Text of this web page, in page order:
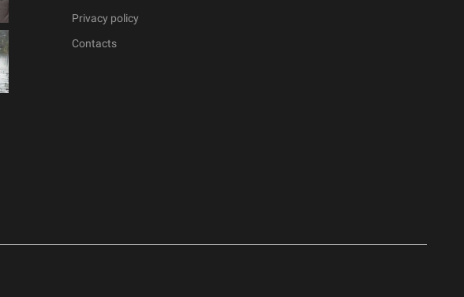
Privacy policy
Contacts